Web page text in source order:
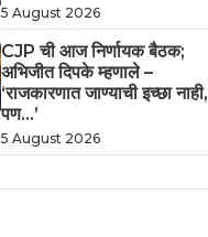
5 August 2026
CJP ची आज निर्णायक बैठक;
अभिजीत दिपके म्हणाले –
‘राजकारणात जाण्याची इच्छा नाही,
पण…’
5 August 2026